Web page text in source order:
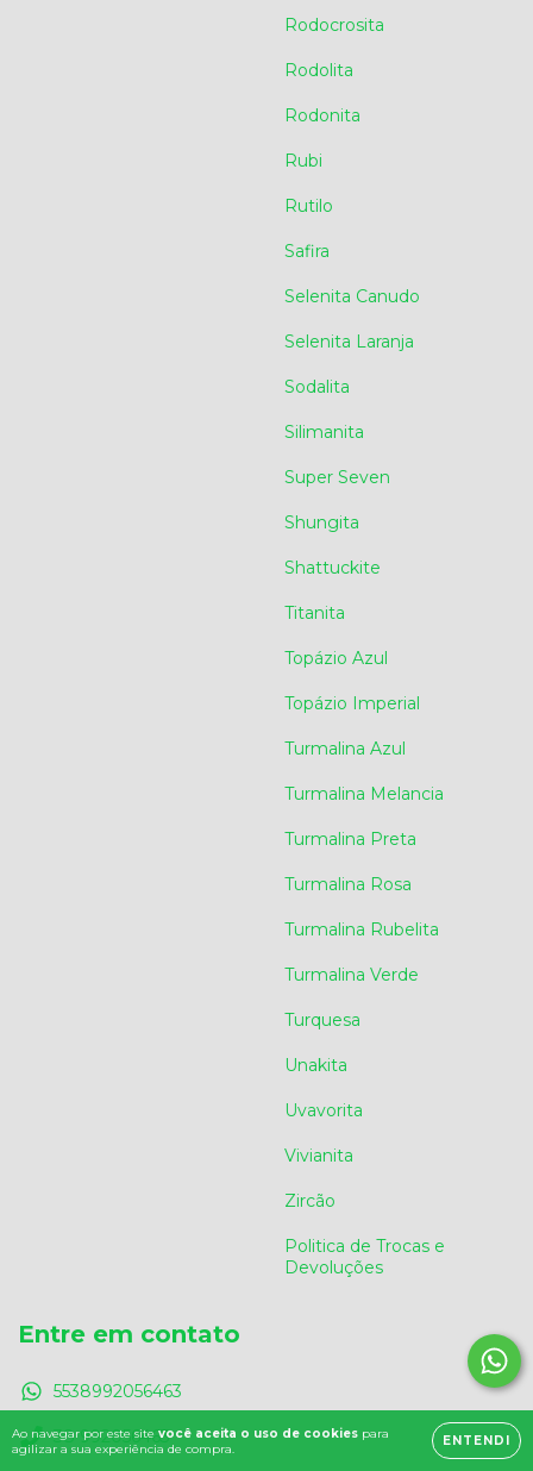
Ao navegar por este site você aceita o uso de cookies para
agilizar a sua experiência de compra.
ENTENDI
Rodocrosita
Rodolita
Rodonita
Rubi
Rutilo
Safira
Selenita Canudo
Selenita Laranja
Sodalita
Silimanita
Super Seven
Shungita
Shattuckite
Titanita
Topázio Azul
Topázio Imperial
Turmalina Azul
Turmalina Melancia
Turmalina Preta
Turmalina Rosa
Turmalina Rubelita
Turmalina Verde
Turquesa
Unakita
Uvavorita
Vivianita
Zircão
Politica de Trocas e
Devoluções
Entre em contato
5538992056463
38 992056463